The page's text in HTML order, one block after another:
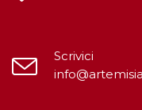
Scrivici